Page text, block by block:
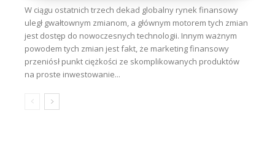
W ciągu ostatnich trzech dekad globalny rynek finansowy
uległ gwałtownym zmianom, a głównym motorem tych zmian
jest dostęp do nowoczesnych technologii. Innym ważnym
powodem tych zmian jest fakt, że marketing finansowy
przeniósł punkt ciężkości ze skomplikowanych produktów
na proste inwestowanie...